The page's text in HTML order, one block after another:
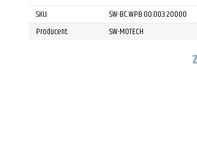
SKU:
SW-BC.WPB.00.003.20000
Producent:
SW-MOTECH